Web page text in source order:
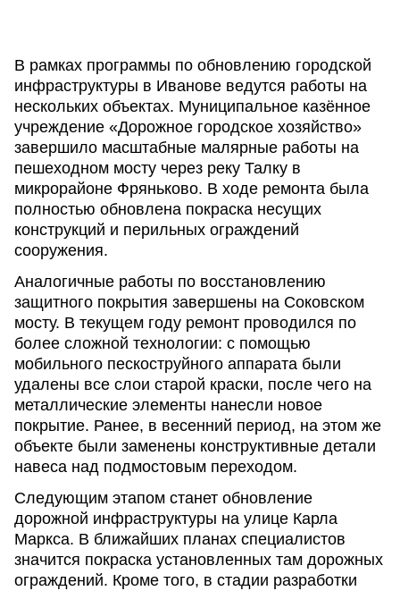
В рамках программы по обновлению городской
инфраструктуры в Иванове ведутся работы на
нескольких объектах. Муниципальное казённое
учреждение «Дорожное городское хозяйство»
завершило масштабные малярные работы на
пешеходном мосту через реку Талку в
микрорайоне Фряньково. В ходе ремонта была
полностью обновлена покраска несущих
конструкций и перильных ограждений
сооружения.
Аналогичные работы по восстановлению
защитного покрытия завершены на Соковском
мосту. В текущем году ремонт проводился по
более сложной технологии: с помощью
мобильного пескоструйного аппарата были
удалены все слои старой краски, после чего на
металлические элементы нанесли новое
покрытие. Ранее, в весенний период, на этом же
объекте были заменены конструктивные детали
навеса над подмостовым переходом.
Следующим этапом станет обновление
дорожной инфраструктуры на улице Карла
Маркса. В ближайших планах специалистов
значится покраска установленных там дорожных
ограждений. Кроме того, в стадии разработки